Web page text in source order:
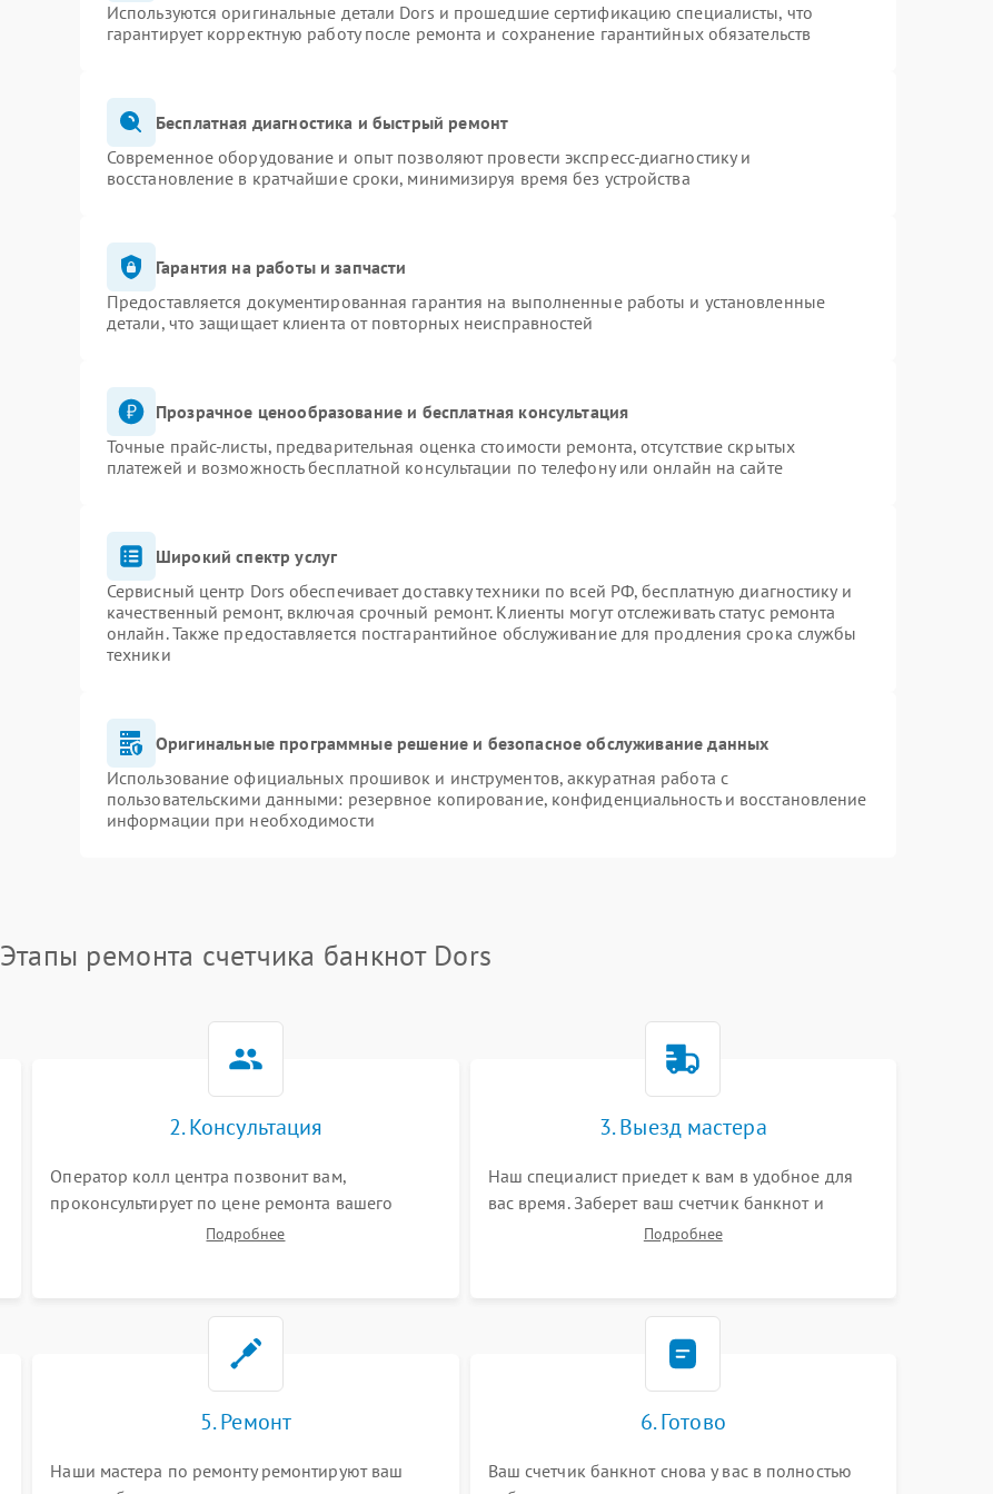
Используются оригинальные детали Dors и прошедшие сертификацию специалисты, что
гарантирует корректную работу после ремонта и сохранение гарантийных обязательств
Бесплатная диагностика и быстрый ремонт
Современное оборудование и опыт позволяют провести экспресс-диагностику и
восстановление в кратчайшие сроки, минимизируя время без устройства
Гарантия на работы и запчасти
Предоставляется документированная гарантия на выполненные работы и установленные
детали, что защищает клиента от повторных неисправностей
Прозрачное ценообразование и бесплатная консультация
Точные прайс-листы, предварительная оценка стоимости ремонта, отсутствие скрытых
платежей и возможность бесплатной консультации по телефону или онлайн на сайте
Широкий спектр услуг
Сервисный центр Dors обеспечивает доставку техники по всей РФ, бесплатную диагностику и
качественный ремонт, включая срочный ремонт. Клиенты могут отслеживать статус ремонта
онлайн. Также предоставляется постгарантийное обслуживание для продления срока службы
техники
Оригинальные программные решение и безопасное обслуживание данных
Использование официальных прошивок и инструментов, аккуратная работа с
пользовательскими данными: резервное копирование, конфиденциальность и восстановление
информации при необходимости
Этапы ремонта счетчика банкнот Dors
2. Консультация
Оператор колл центра позвонит вам,
проконсультирует по цене ремонта вашего
счетчика банкнот а также ответит на все ваши
Подробнее
3. Выезд мастера
Наш специалист приедет к вам в удобное для
вас время. Заберет ваш счетчик банкнот и
привезет на склад для диагностики.
Подробнее
5. Ремонт
Наши мастера по ремонту ремонтируют ваш
6. Готово
Ваш счетчик банкнот снова у вас в полностью